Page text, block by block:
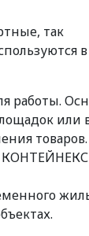
так
работы.
или